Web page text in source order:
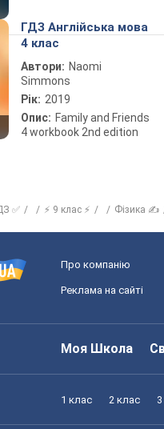
ГДЗ Англійська мова
4 клас
Автори: Naomi
Simmons
Рік: 2019
Опис: Family and Friends
4 workbook 2nd edition
✅ ⚡ 9 клас ⚡ Фізика ✍
Про компанію
Реклама на сайті
Моя Школа
1 клас 2 клас